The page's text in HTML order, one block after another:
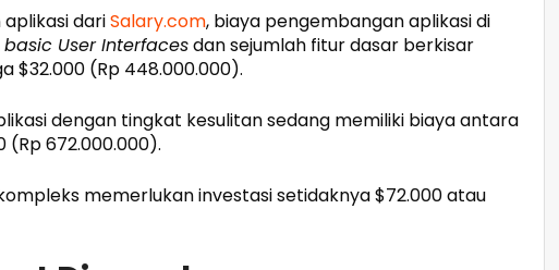
dariSalary.com, biaya pengembangan aplikasi di
basic User Interfacesdan sejumlah fitur dasar berkisar
$32.000 (Rp 448.000.000).
dengan tingkat kesulitan sedang memiliki biaya antara
(Rp 672.000.000).
memerlukan investasi setidaknya $72.000 atau